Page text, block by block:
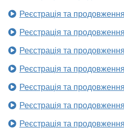
Реєстрація та
Реєстрація та
Реєстрація та
Реєстрація та
Реєстрація та
Реєстрація та
Реєстрація та